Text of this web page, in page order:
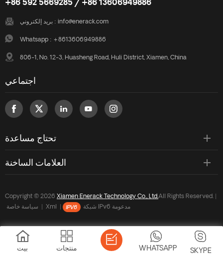
+86 592 5669285 / +86 13606949886
بريد إلكتروني : info@enerack.com
Whatsapp : +8613606949886
806-1, No. 12-3, Huasheng Road, Huli District, Xiamen, China
اجتماعي
تحتاج مساعدة
العلامات الساخنة
Copyright © 2026 Xiamen Enerack Technology Co., Ltd.All Rights Reserved. |
سياسة خاصة
Xml شبكة IPv6 مدعومة
بيت منتجات SKYPE
WHATSAPP